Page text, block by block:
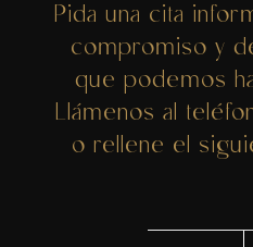
Pida una cita
compromiso y
que podemos
Llámenos al
o rellene el